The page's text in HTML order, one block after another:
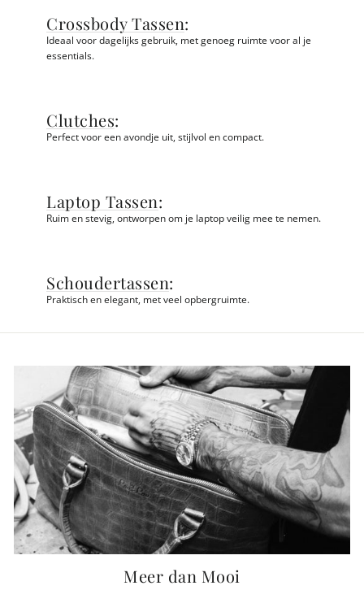
Crossbody Tassen:
Ideaal voor dagelijks gebruik, met genoeg ruimte voor al je
essentials.
Clutches:
Perfect voor een avondje uit, stijlvol en compact.
Laptop Tassen:
Ruim en stevig, ontworpen om je laptop veilig mee te nemen.
Schoudertassen:
Praktisch en elegant, met veel opbergruimte.
Meer dan Mooi